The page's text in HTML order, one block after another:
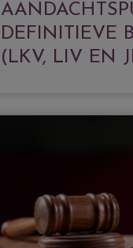
DEFINITIEVE
(LKV, LIV EN